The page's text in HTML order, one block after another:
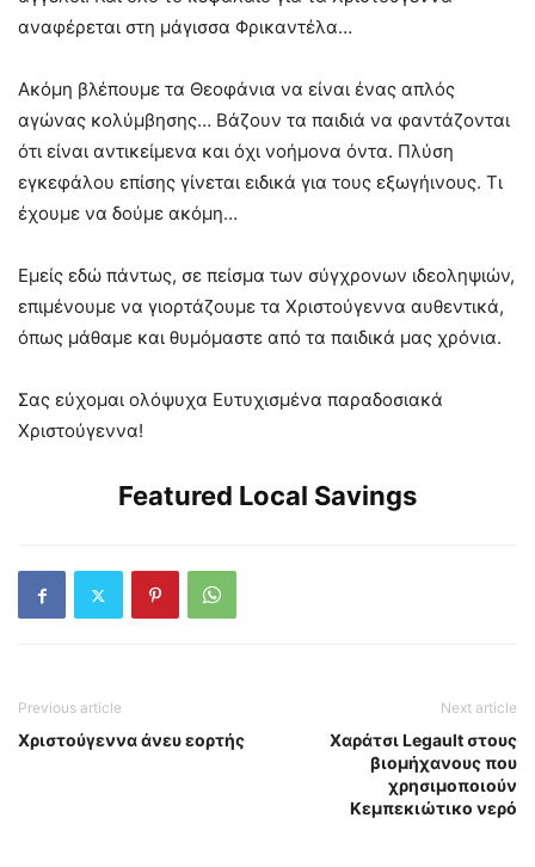
αναφέρεται στη μάγισσα Φρικαντέλα…
Ακόμη βλέπουμε τα Θεοφάνια να είναι ένας απλός
αγώνας κολύμβησης… Βάζουν τα παιδιά να φαντάζονται
ότι είναι αντικείμενα και όχι νοήμονα όντα. Πλύση
εγκεφάλου επίσης γίνεται ειδικά για τους εξωγήινους. Τι
έχουμε να δούμε ακόμη…
Εμείς εδώ πάντως, σε πείσμα των σύγχρονων ιδεοληψιών,
επιμένουμε να γιορτάζουμε τα Χριστούγεννα αυθεντικά,
όπως μάθαμε και θυμόμαστε από τα παιδικά μας χρόνια.
Σας εύχομαι ολόψυχα Ευτυχισμένα παραδοσιακά
Χριστούγεννα!
Featured Local Savings
Previous article
Χριστούγεννα άνευ εορτής
Next article
Χαράτσι Legault στους
βιομήχανους που
χρησιμοποιούν
Κεμπεκιώτικο νερό